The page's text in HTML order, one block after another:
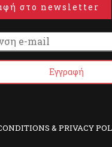
στο newsletter
& PRIVACY